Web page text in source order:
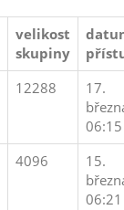
velikost
skupiny
12288
17.
06:15
4096
15.
06:21